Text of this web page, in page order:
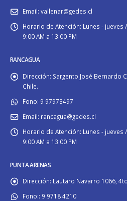
Email: vallenar@gedes.cl
Horario de Atención: Lunes - jueves
9:00 AM a 13:00 PM
RANCAGUA
Dirección: Sargento José Bernardo
Chile.
Fono: 9 97973497
Email: rancagua@gedes.cl
Horario de Atención: Lunes - jueves
9:00 AM a 13:00 PM
PUNTA ARENAS
Dirección: Lautaro Navarro 1066,
Fono:: 9 9718 4210